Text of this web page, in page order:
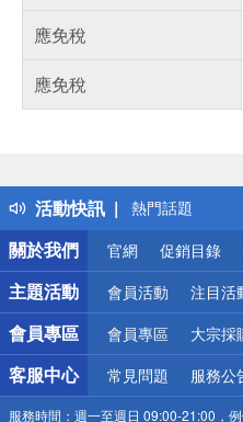
應免稅
應免稅
活動快訊
得獎公告
熱門話題
銀行優惠
偏遠地區配送
詐騙網頁！請小
關於我們
官網 促銷目錄
主題活動 會員活動 注目活
會員專區 會員專區 大宗採
客服中心 常見問題 服務公
服務時間： 週一至週日 09:00-21:00，